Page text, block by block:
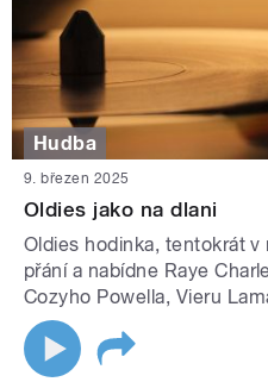
Hudba
9. březen 2025
Oldies jako na dlani
Oldies hodinka, tentokrát
přání a nabídne Raye
Cozyho Powella, Vieru